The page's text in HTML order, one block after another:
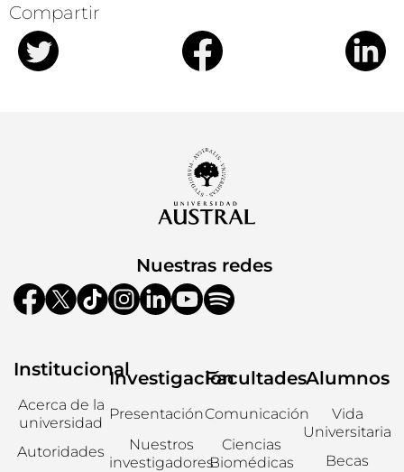
Compartir
Nuestras redes
Institucional
Acerca de la
universidad
Autoridades
Investigación
Presentación
Nuestros
investigadores
Facultades
Comunicación
Ciencias
Biomédicas
Alumnos
Vida
Universitaria
Becas